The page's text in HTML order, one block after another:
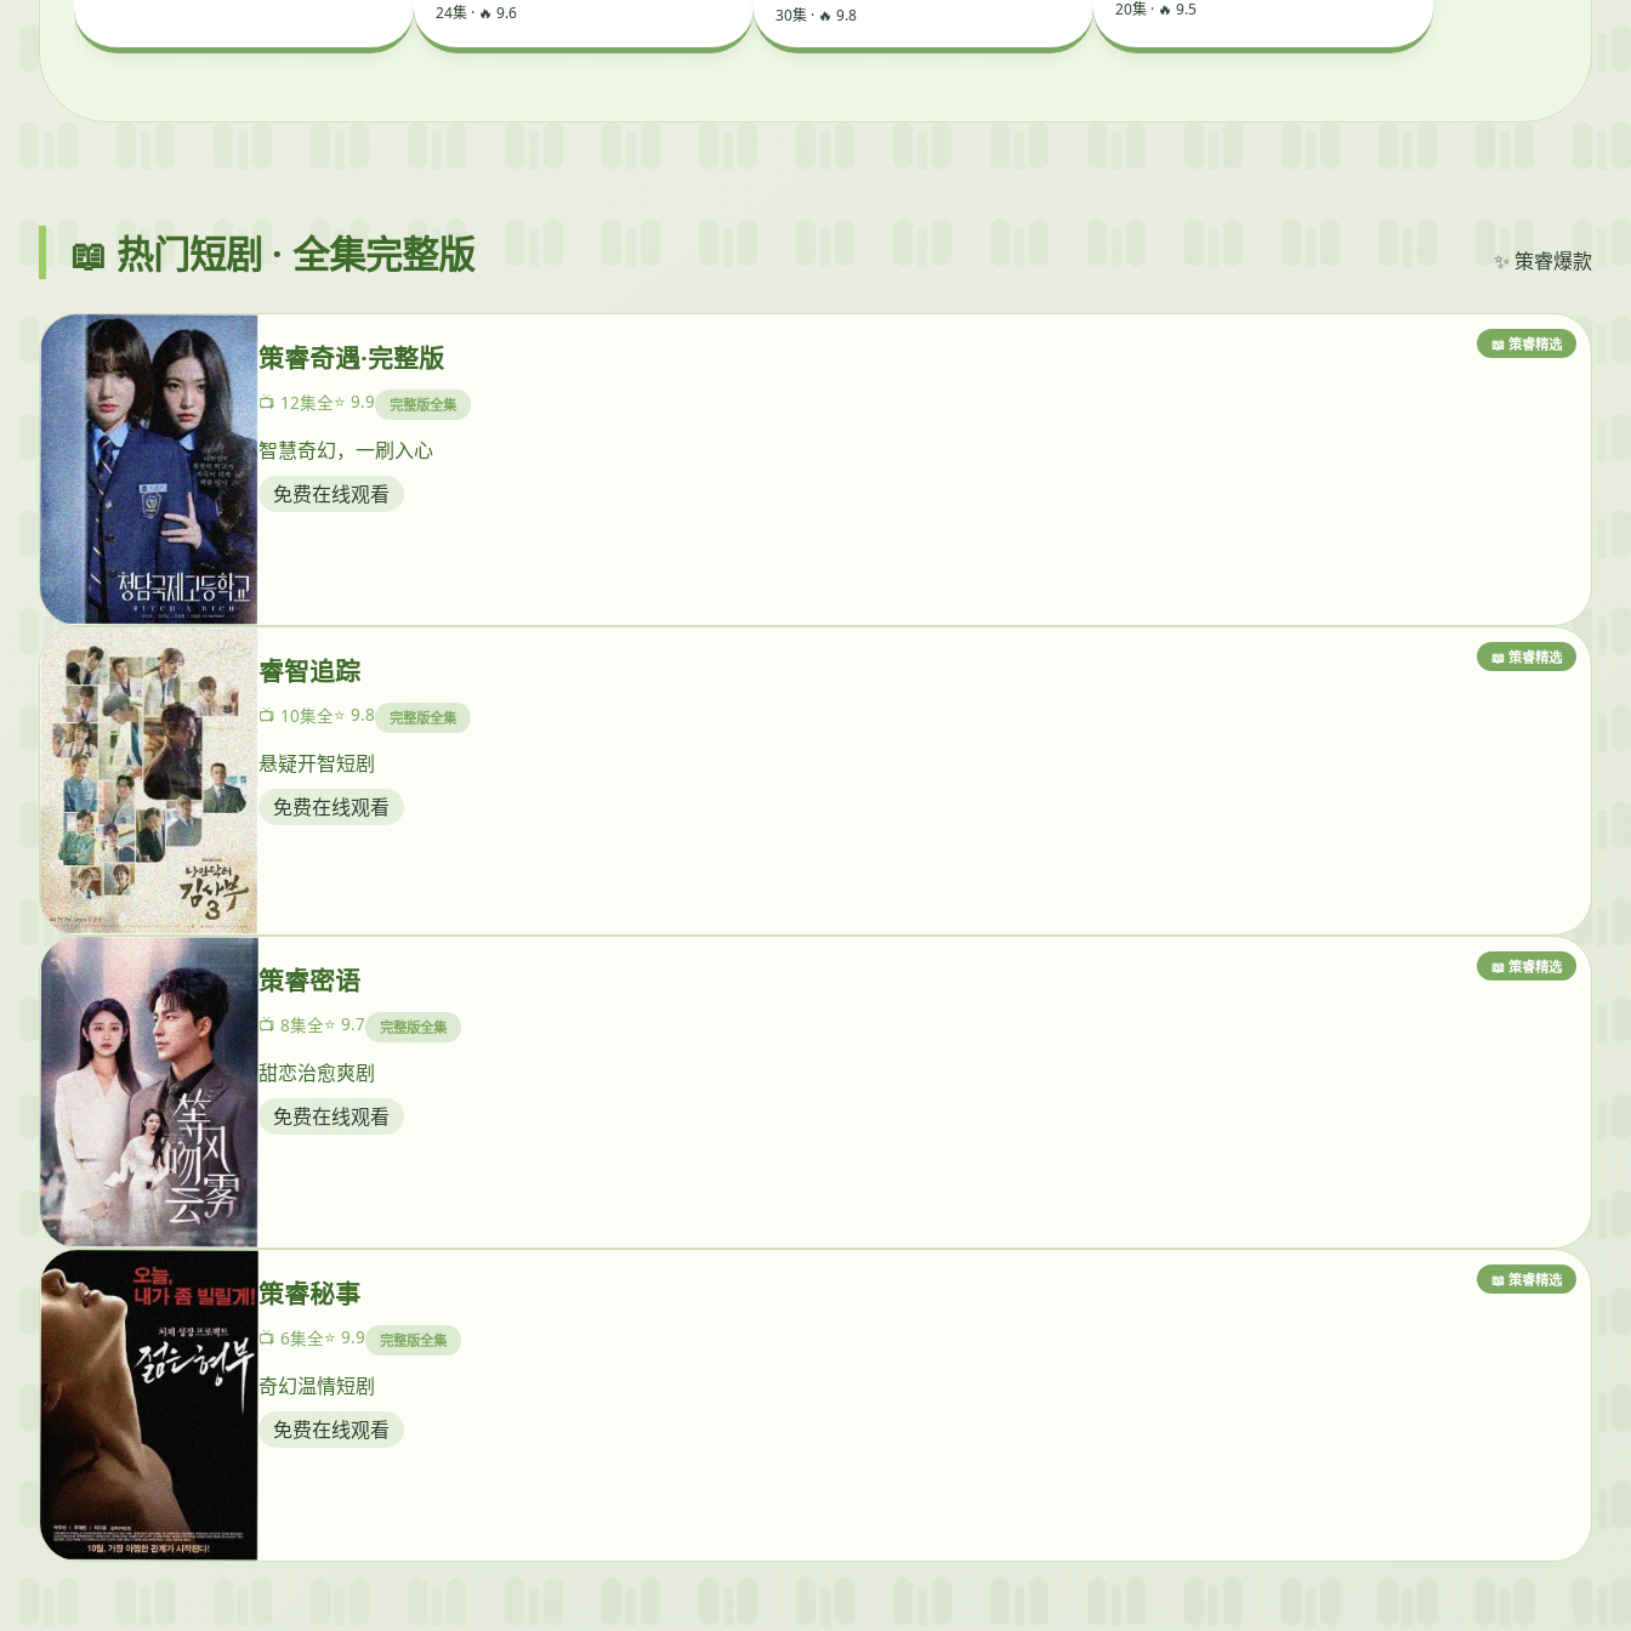
24集 · 🔥 9.6 30集 · 🔥 9.8 20集 · 🔥 9.5
📖 热门短剧 · 全集完整版 ✨ 策睿爆款
📖 策睿精选
策睿奇遇·完整版
📺 12集全⭐ 9.9 完整版全集
智慧奇幻，一刷入心
免费在线观看
📖 策睿精选
睿智追踪
📺 10集全⭐ 9.8 完整版全集
悬疑开智短剧
免费在线观看
📖 策睿精选
策睿密语
📺 8集全⭐ 9.7 完整版全集
甜恋治愈爽剧
免费在线观看
📖 策睿精选
策睿秘事
📺 6集全⭐ 9.9 完整版全集
奇幻温情短剧
免费在线观看